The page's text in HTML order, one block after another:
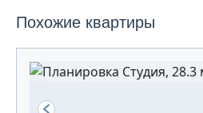
Похожие квартиры